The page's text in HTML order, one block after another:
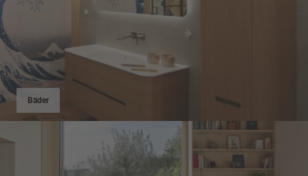
Bäder